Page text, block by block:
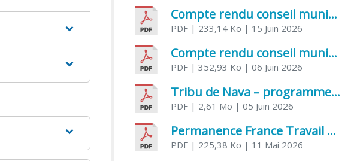
Compte rendu conseil municipal 5 juin 2026 sénatoriale
PDF | 233,14 Ko | 15 Juin 2026
Compte rendu conseil municipal – 21 avril 2026
PDF | 352,93 Ko | 06 Juin 2026
Tribu de Nava – programme et inscriptions été 2026
PDF | 2,61 Mo | 05 Juin 2026
Permanence France Travail au CCAS de Saujon Juin 2026
PDF | 225,38 Ko | 11 Mai 2026